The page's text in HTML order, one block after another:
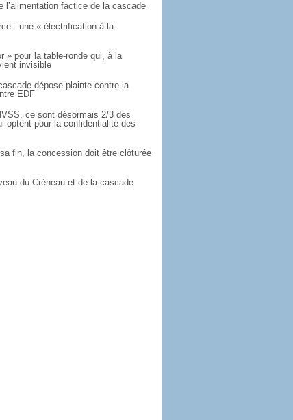
l’alimentation factice de la cascade
: une « électrification à la
» pour la table-ronde qui, à la
invisible
dépose plainte contre la
EDF
ce sont désormais 2/3 des
optent pour la confidentialité des
fin, la concession doit être clôturée
du Créneau et de la cascade